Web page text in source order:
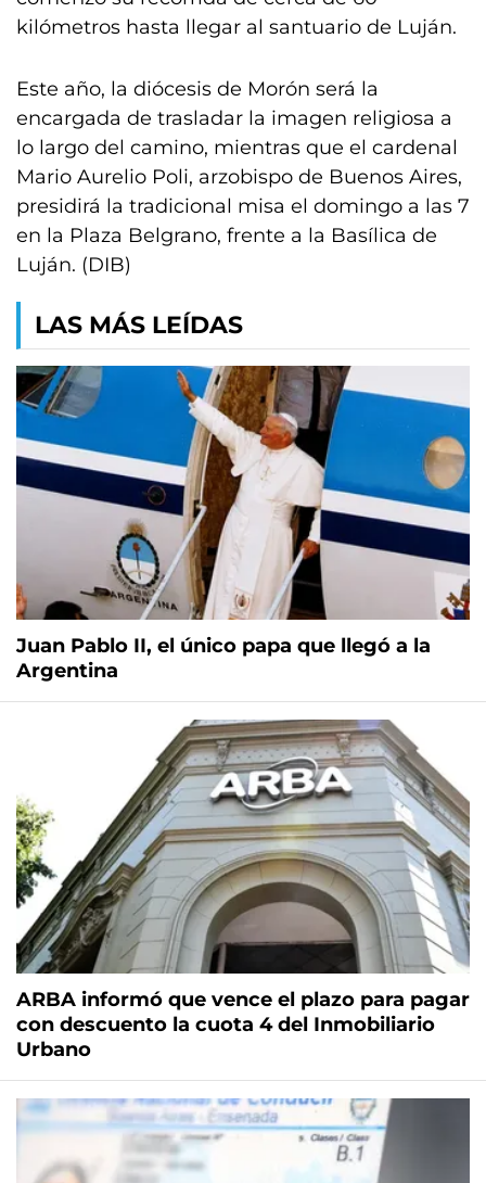
kilómetros hasta llegar al santuario de Luján.
Este año, la diócesis de Morón será la
encargada de trasladar la imagen religiosa a
lo largo del camino, mientras que el cardenal
Mario Aurelio Poli, arzobispo de Buenos Aires,
presidirá la tradicional misa el domingo a las 7
en la Plaza Belgrano, frente a la Basílica de
Luján. (DIB)
LAS MÁS LEÍDAS
Juan Pablo II, el único papa que llegó a la
Argentina
ARBA informó que vence el plazo para pagar
con descuento la cuota 4 del Inmobiliario
Urbano